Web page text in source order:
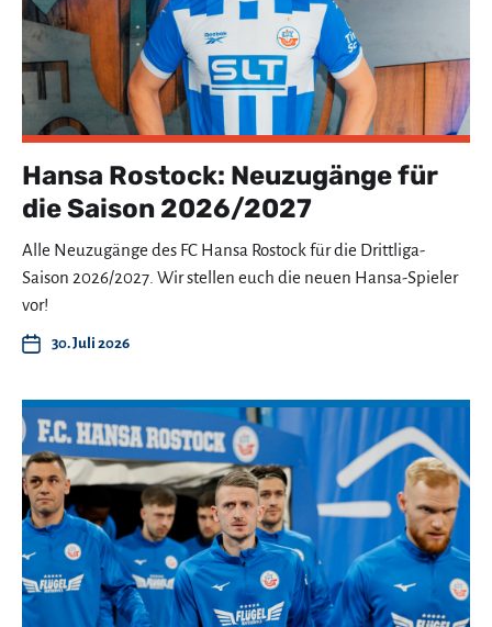
Hansa Rostock: Neuzugänge für
die Saison 2026/2027
Alle Neuzugänge des FC Hansa Rostock für die Drittliga-
Saison 2026/2027. Wir stellen euch die neuen Hansa-Spieler
vor!
30. Juli 2026